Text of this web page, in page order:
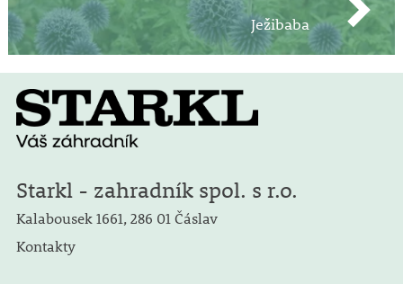
Ježibaba
Starkl - zahradník spol. s r.o.
Kalabousek 1661, 286 01 Čáslav
Kontakty